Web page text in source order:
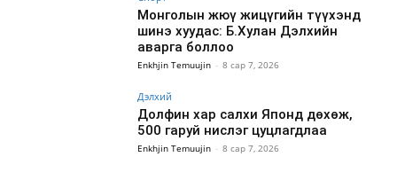
Монголын жюү жицүгийн түүхэнд
шинэ хуудас: Б.Хулан Дэлхийн
аварга боллоо
Enkhjin Temuujin - 8 сар 7, 2026
Дэлхий
Долфин хар салхи Японд дөхөж,
500 гаруй нислэг цуцлагдлаа
Enkhjin Temuujin - 8 сар 7, 2026